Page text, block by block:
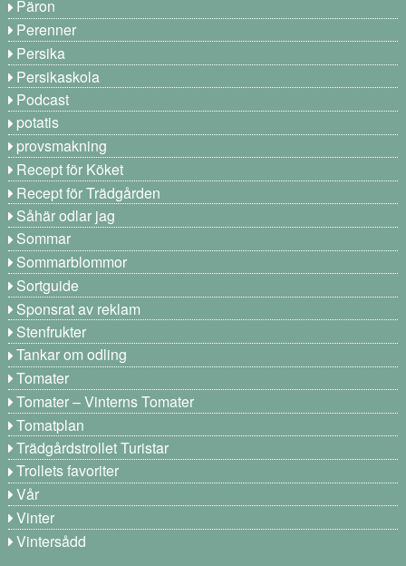
Päron
Perenner
Persika
Persikaskola
Podcast
potatis
provsmakning
Recept för Köket
Recept för Trädgården
Såhär odlar jag
Sommar
Sommarblommor
Sortguide
Sponsrat av reklam
Stenfrukter
Tankar om odling
Tomater
Tomater – Vinterns Tomater
Tomatplan
Trädgårdstrollet Turistar
Trollets favoriter
Vår
Vinter
Vintersådd